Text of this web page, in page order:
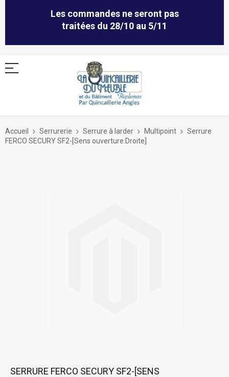
Les commandes ne seront pas
traitées du 28/10 au 5/11
Allez
contenu
Accueil Serrurerie Serrure à larder Multipoint
Serrure
FERCO SECURY SF2-[Sens ouverture:Droite]
Skip
SERRURE FERCO SECURY SF2-[SENS